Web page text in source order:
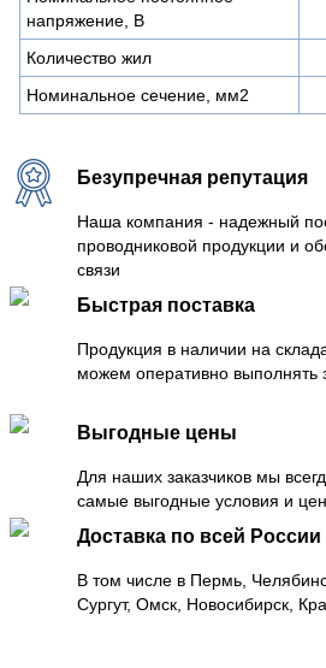
напряжение, В
Количество жил
Номинальное сечение, мм2
Безупречная репутация
Наша компания - надежный
проводниковой продукции и
связи
Быстрая поставка
Продукция в наличии на
можем оперативно выполнять
Выгодные цены
Для наших заказчиков мы
самые выгодные условия и
Доставка по всей России
В том числе в Пермь,
Сургут, Омск, Новосибирск,